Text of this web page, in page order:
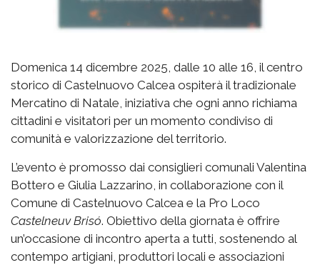
Domenica 14 dicembre 2025, dalle 10 alle 16, il centro
storico di Castelnuovo Calcea ospiterà il tradizionale
Mercatino di Natale, iniziativa che ogni anno richiama
cittadini e visitatori per un momento condiviso di
comunità e valorizzazione del territorio.
L’evento è promosso dai consiglieri comunali Valentina
Bottero e Giulia Lazzarino, in collaborazione con il
Comune di Castelnuovo Calcea e la Pro Loco
Castelneuv Brisó. Obiettivo della giornata è offrire
un’occasione di incontro aperta a tutti, sostenendo al
contempo artigiani, produttori locali e associazioni